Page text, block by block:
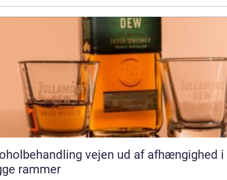
vejen ud af afhængighed i
rammer